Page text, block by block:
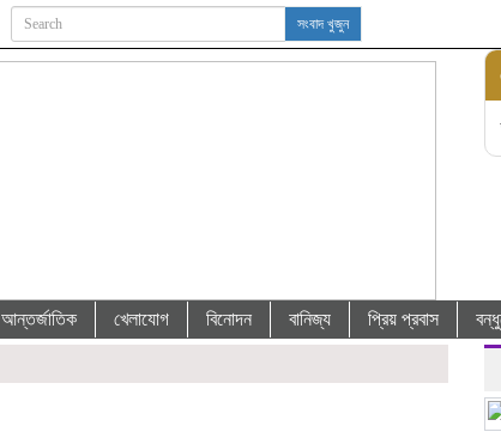
সংবাদ খুজুন
আন্তর্জাতিক খেলাযোগ বিনোদন বানিজ্য প্রিয় প্রবাস